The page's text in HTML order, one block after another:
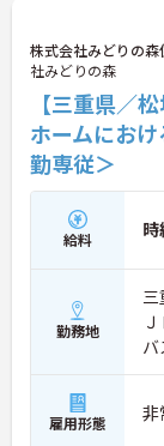
株式会社みどりの
社みどりの森
【三重県／
ホームにお
勤専従＞
給料 時
勤務地
雇用形態 非